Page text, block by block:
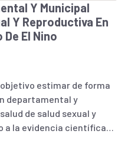
Y Municipal
Y Reproductiva En
De El Nino
estimar de forma
departamental y
de salud sexual y
a la evidencia científica